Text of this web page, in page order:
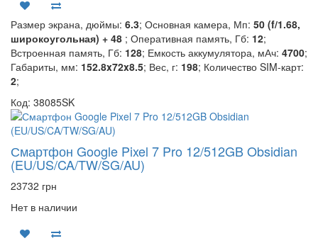
Размер экрана, дюймы: 6.3; Основная камера, Мп: 50 (f/1.68,
широкоугольная) + 48 ; Оперативная память, Гб: 12;
Встроенная память, Гб: 128; Емкость аккумулятора, мАч: 4700;
Габариты, мм: 152.8x72x8.5; Вес, г: 198; Количество SIM-карт:
2;
Код: 38085SK
Смартфон Google Pixel 7 Pro 12/512GB Obsidian
(EU/US/CA/TW/SG/AU)
23732 грн
Нет в наличии